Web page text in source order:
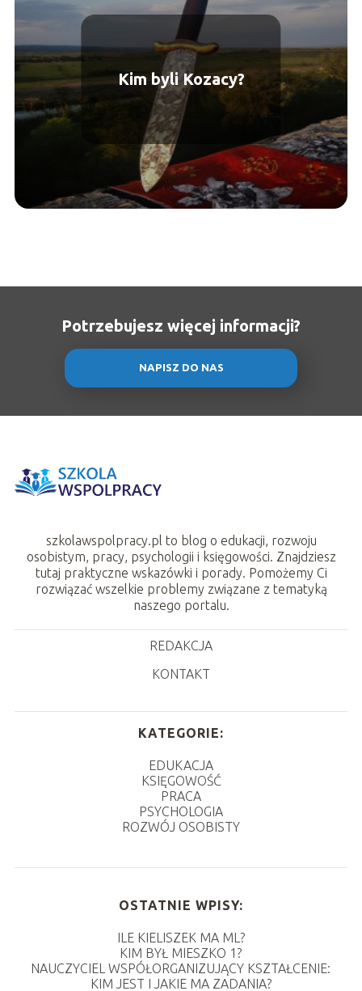
Kim byli Kozacy?
Potrzebujesz więcej informacji?
NAPISZ DO NAS
szkolawspolpracy.pl to blog o edukacji, rozwoju
osobistym, pracy, psychologii i księgowości. Znajdziesz
tutaj praktyczne wskazówki i porady. Pomożemy Ci
rozwiązać wszelkie problemy związane z tematyką
naszego portalu.
REDAKCJA
KONTAKT
KATEGORIE:
EDUKACJA
KSIĘGOWOŚĆ
PRACA
PSYCHOLOGIA
ROZWÓJ OSOBISTY
OSTATNIE WPISY:
ILE KIELISZEK MA ML?
KIM BYŁ MIESZKO 1?
NAUCZYCIEL WSPÓŁORGANIZUJĄCY KSZTAŁCENIE:
KIM JEST I JAKIE MA ZADANIA?